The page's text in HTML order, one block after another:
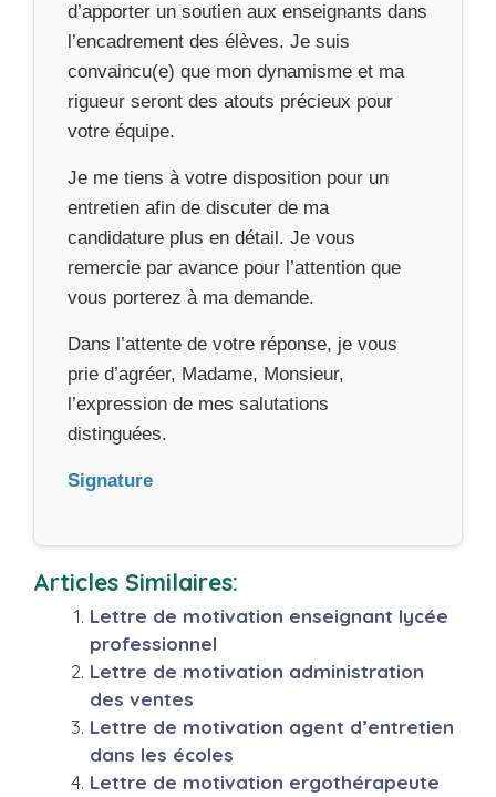
d’apporter un soutien aux enseignants dans
l’encadrement des élèves. Je suis
convaincu(e) que mon dynamisme et ma
rigueur seront des atouts précieux pour
votre équipe.
Je me tiens à votre disposition pour un
entretien afin de discuter de ma
candidature plus en détail. Je vous
remercie par avance pour l’attention que
vous porterez à ma demande.
Dans l’attente de votre réponse, je vous
prie d’agréer, Madame, Monsieur,
l’expression de mes salutations
distinguées.
Signature
Articles Similaires:
Lettre de motivation enseignant lycée
professionnel
Lettre de motivation administration
des ventes
Lettre de motivation agent d’entretien
dans les écoles
Lettre de motivation ergothérapeute